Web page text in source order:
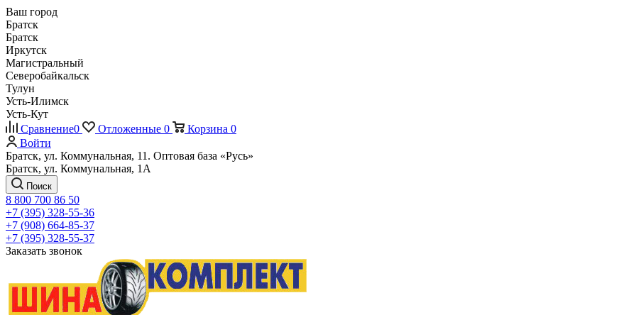
Ваш город
Братск
Братск
Иркутск
Магистральный
Северобайкальск
Тулун
Усть-Илимск
Усть-Кут
Сравнение0 Отложенные 0 Корзина 0
Войти
Братск, ул. Коммунальная, 11. Оптовая база «Русь»
Братск, ул. Коммунальная, 1А
Поиск
8 800 700 86 50
+7 (395) 328-55-36
+7 (908) 664-85-37
+7 (395) 328-55-37
Заказать звонок